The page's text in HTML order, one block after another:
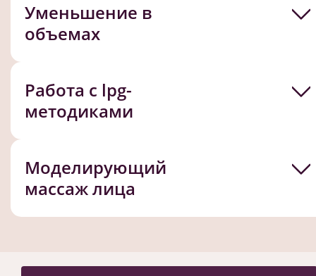
Уменьшение в
объемах
Работа с lpg-
методиками
Моделирующий
массаж лица